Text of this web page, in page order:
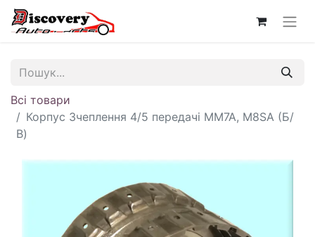
Всі товари
Корпус Зчеплення 4/5 передачі MM7A, M8SA (Б/
В)